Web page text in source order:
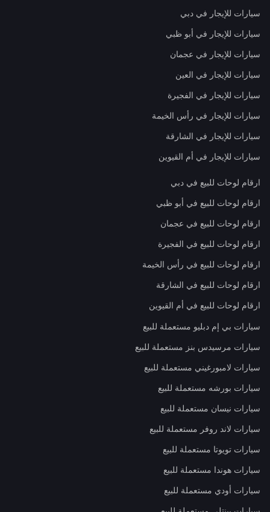
سيارات للإيجار في دبي
سيارات للإيجار في أبو ظبي
سيارات للإيجار في عجمان
سيارات للإيجار في العين
سيارات للإيجار في الفجيرة
سيارات للإيجار في رأس الخيمة
سيارات للإيجار في الشارقة
سيارات للإيجار في أم القيوين
ارقام لوحات للبيع في دبي
ارقام لوحات للبيع في أبو ظبي
ارقام لوحات للبيع في عجمان
ارقام لوحات للبيع في الفجيرة
ارقام لوحات للبيع في رأس الخيمة
ارقام لوحات للبيع في الشارقة
ارقام لوحات للبيع في أم القيوين
سيارات بي إم دبليو مستعملة للبيع
سيارات مرسيدس بنز مستعملة للبيع
سيارات لامبورغيني مستعملة للبيع
سيارات بورشه مستعملة للبيع
سيارات نيسان مستعملة للبيع
سيارات لاند روفر مستعملة للبيع
سيارات تويوتا مستعملة للبيع
سيارات هوندا مستعملة للبيع
سيارات أودي مستعملة للبيع